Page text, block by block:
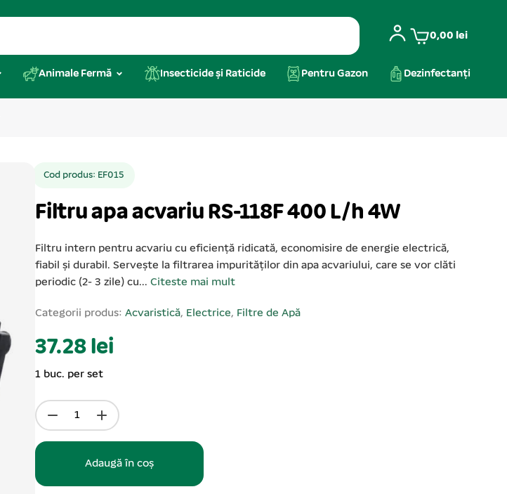
0,00 lei
Animale Fermă Insecticide și Raticide Pentru Gazon Dezinfectanți
Cod produs: EF015
Filtru apa acvariu RS-118F 400 L/h 4W
Filtru intern pentru acvariu cu eficiență ridicată, economisire de energie electrică,
fiabil și durabil. Servește la filtrarea impurităților din apa acvariului, care se vor clăti
periodic (2- 3 zile) cu... Citeste mai mult
Categorii produs: Acvaristică, Electrice, Filtre de Apă
37.28 lei
1 buc. per set
Adaugă în coș